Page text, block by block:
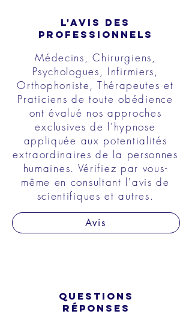
L'AVIS DES
PROFESSIONNELS
Médecins, Chirurgiens,
Psychologues, Infirmiers,
Orthophoniste, Thérapeutes et
Praticiens de toute obédience
ont évalué nos approches
exclusives de l'hypnose
appliquée aux potentialités
extraordinaires de la personnes
humaines. Vérifiez par vous-
même en consultant l'avis de
scientifiques et autres.
Avis
QUESTIONS
RÉPONSES